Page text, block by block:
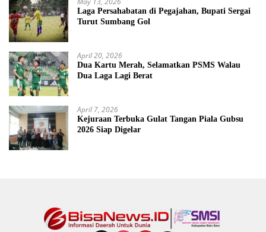
Laga Persahabatan di Pegajahan, Bupati Sergai
Turut Sumbang Gol
April 20, 2026
Dua Kartu Merah, Selamatkan PSMS Walau
Dua Laga Lagi Berat
April 7, 2026
Kejuraan Terbuka Gulat Tangan Piala Gubsu
2026 Siap Digelar